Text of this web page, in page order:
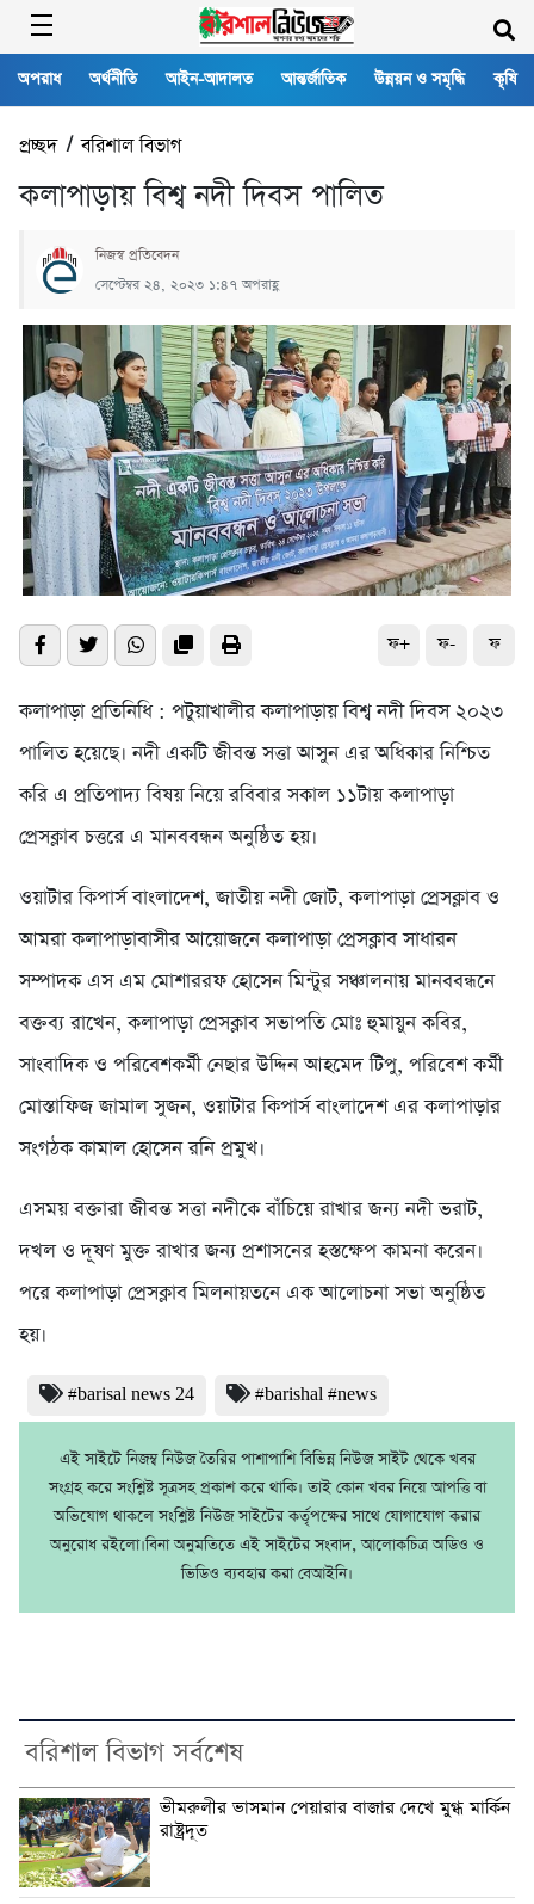
অপরাধ অর্থনীতি আইন-আদালত আন্তর্জাতিক উন্নয়ন ও সমৃদ্ধি কৃষি
প্রচ্ছদ/বরিশাল বিভাগ
কলাপাড়ায় বিশ্ব নদী দিবস পালিত
নিজস্ব প্রতিবেদন
সেপ্টেম্বর ২৪, ২০২৩ ১:৪৭ অপরাহ্ণ
ফ+ ফ- ফ
কলাপাড়া প্রতিনিধি : পটুয়াখালীর কলাপাড়ায় বিশ্ব নদী দিবস ২০২৩
পালিত হয়েছে। নদী একটি জীবন্ত সত্তা আসুন এর অধিকার নিশ্চিত
করি এ প্রতিপাদ্য বিষয় নিয়ে রবিবার সকাল ১১টায় কলাপাড়া
প্রেসক্লাব চত্তরে এ মানববন্ধন অনুষ্ঠিত হয়।
ওয়াটার কিপার্স বাংলাদেশ, জাতীয় নদী জোট, কলাপাড়া প্রেসক্লাব ও
আমরা কলাপাড়াবাসীর আয়োজনে কলাপাড়া প্রেসক্লাব সাধারন
সম্পাদক এস এম মোশাররফ হোসেন মিন্টুর সঞ্চালনায় মানববন্ধনে
বক্তব্য রাখেন, কলাপাড়া প্রেসক্লাব সভাপতি মোঃ হুমায়ুন কবির,
সাংবাদিক ও পরিবেশকর্মী নেছার উদ্দিন আহমেদ টিপু, পরিবেশ কর্মী
মোস্তাফিজ জামাল সুজন, ওয়াটার কিপার্স বাংলাদেশ এর কলাপাড়ার
সংগঠক কামাল হোসেন রনি প্রমুখ।
এসময় বক্তারা জীবন্ত সত্তা নদীকে বাঁচিয়ে রাখার জন্য নদী ভরাট,
দখল ও দূষণ মুক্ত রাখার জন্য প্রশাসনের হস্তক্ষেপ কামনা করেন।
পরে কলাপাড়া প্রেসক্লাব মিলনায়তনে এক আলোচনা সভা অনুষ্ঠিত
হয়।
#barisal news 24 #barishal #news
এই সাইটে নিজম্ব নিউজ তৈরির পাশাপাশি বিভিন্ন নিউজ সাইট থেকে খবর
সংগ্রহ করে সংশ্লিষ্ট সূত্রসহ প্রকাশ করে থাকি। তাই কোন খবর নিয়ে আপত্তি বা
অভিযোগ থাকলে সংশ্লিষ্ট নিউজ সাইটের কর্তৃপক্ষের সাথে যোগাযোগ করার
অনুরোধ রইলো।বিনা অনুমতিতে এই সাইটের সংবাদ, আলোকচিত্র অডিও ও
ভিডিও ব্যবহার করা বেআইনি।
বরিশাল বিভাগ সর্বশেষ
ভীমরুলীর ভাসমান পেয়ারার বাজার দেখে মুগ্ধ মার্কিন
রাষ্ট্রদূত